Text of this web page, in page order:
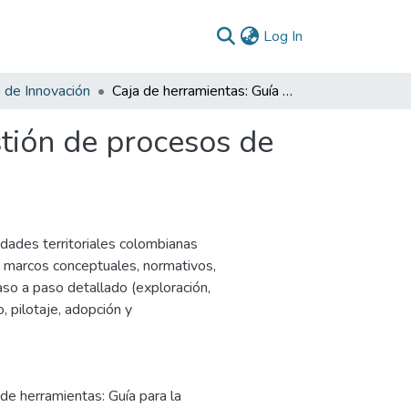
Log In
Innovación Caja de herramientas: Guía para la gestión de procesos de innovación pública en entidades territoriales
de procesos de
territoriales colombianas
conceptuales, normativos,
a paso detallado (exploración,
pilotaje, adopción y
herramientas: Guía para la